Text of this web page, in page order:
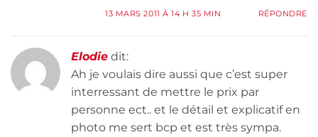
13 MARS 2011 À 14 H 35 MIN RÉPONDRE
Elodie dit:
Ah je voulais dire aussi que c’est super
interressant de mettre le prix par
personne ect.. et le détail et explicatif en
photo me sert bcp et est très sympa.